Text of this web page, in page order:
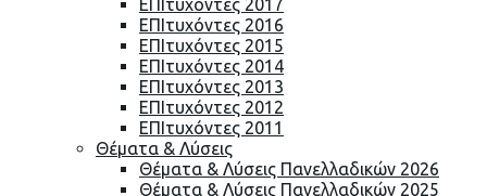
ΕΠΙτυχόντες 2017
ΕΠΙτυχόντες 2016
ΕΠΙτυχόντες 2015
ΕΠΙτυχόντες 2014
ΕΠΙτυχόντες 2013
ΕΠΙτυχόντες 2012
ΕΠΙτυχόντες 2011
Θέματα & Λύσεις
Θέματα & Λύσεις Πανελλαδικών 2026
Θέματα & Λύσεις Πανελλαδικών 2025